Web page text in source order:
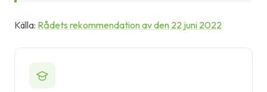
Källa: Rådets rekommendation av den 22 juni 2022